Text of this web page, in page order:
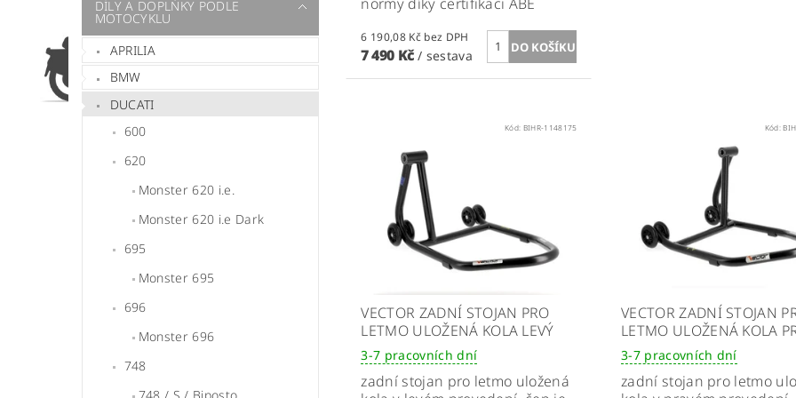
DÍLY A DOPLŇKY PODLE
MOTOCYKLU
APRILIA
BMW
DUCATI
600
620
Monster 620 i.e.
Monster 620 i.e Dark
695
Monster 695
696
Monster 696
748
6 190,08 Kč bez DPH
7 490 Kč/ sestava
Kód: BIHR-1148175
VECTOR ZADNÍ STOJAN PRO
LETMO ULOŽENÁ KOLA LEVÝ
3-7 pracovních dní
zadní stojan pro letmo uložená
Kód:
VECTOR ZADNÍ STOJAN
LETMO ULOŽENÁ KOLA
3-7 pracovních dní
zadní stojan pro letmo